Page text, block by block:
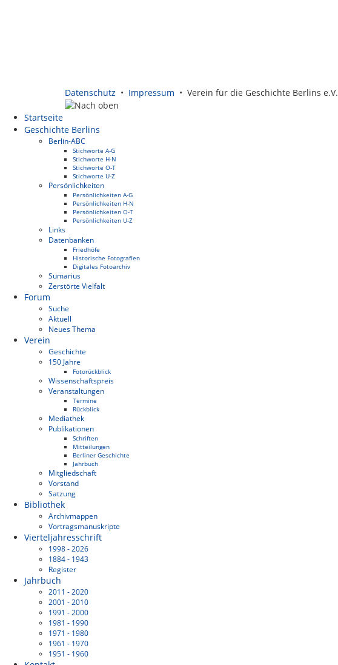
Datenschutz • Impressum • Verein für die Geschichte Berlins e.V.
Startseite
Geschichte Berlins
Berlin-ABC
Stichworte A-G
Stichworte H-N
Stichworte O-T
Stichworte U-Z
Persönlichkeiten
Persönlichkeiten A-G
Persönlichkeiten H-N
Persönlichkeiten O-T
Persönlichkeiten U-Z
Links
Datenbanken
Friedhöfe
Historische Fotografien
Digitales Fotoarchiv
Sumarius
Zerstörte Vielfalt
Forum
Suche
Aktuell
Neues Thema
Verein
Geschichte
150 Jahre
Fotorückblick
Wissenschaftspreis
Veranstaltungen
Termine
Rückblick
Mediathek
Publikationen
Schriften
Mitteilungen
Berliner Geschichte
Jahrbuch
Mitgliedschaft
Vorstand
Satzung
Bibliothek
Archivmappen
Vortragsmanuskripte
Vierteljahresschrift
1998 - 2026
1884 - 1943
Register
Jahrbuch
2011 - 2020
2001 - 2010
1991 - 2000
1981 - 1990
1971 - 1980
1961 - 1970
1951 - 1960